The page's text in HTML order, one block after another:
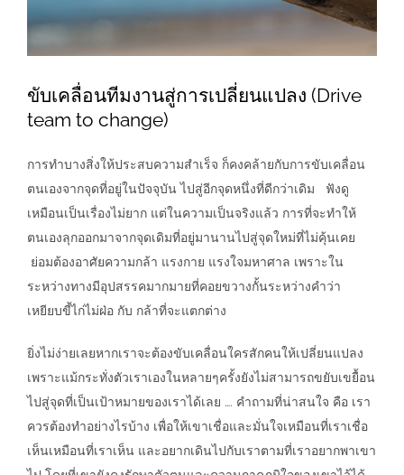
ขับเคลื่อนทีมงานสู่การเปลี่ยนแปลง (Drive
team to change)
การทำบางสิ่งให้ประสบความสำเร็จ ก็คงคล้ายกับการขับเคลื่อน
ตนเองจากจุดที่อยู่ในปัจจุบัน ไปสู่อีกจุดหนึ่งที่ดีกว่าเดิม ฟังดู
เหมือนเป็นเรื่องไม่ยาก แต่ในความเป็นจริงแล้ว การที่จะทำให้
ตนเองลุกออกมาจากจุดเดิมที่อยู่มานานไปสู่จุดใหม่ที่ไม่คุ้นเคย
ย่อมต้องอาศัยความกล้า แรงกาย แรงใจมหาศาล เพราะใน
ระหว่างทางมีอุปสรรคมากมายที่คอยขวางกั้นระหว่างคำว่า
เหยียบขี้ไก่ไม่ฝ่อ กับ กล้าที่จะแตกต่าง
ยิ่งไม่ง่ายเลยหากเราจะต้องขับเคลื่อนใครสักคนให้เปลี่ยนแปลง
เพราะแม้กระทั่งตัวเราเองในหลายๆครั้งยังไม่สามารถขยับเขยื้อน
ไปสู่จุดที่เป็นเป้าหมายของเราได้เลย …. คำถามที่น่าสนใจ คือ เรา
ควรต้องทำอย่างไรบ้าง เพื่อให้เขาเชื่อและมั่นใจเหมือนที่เราเชื่อ
เห็นเหมือนที่เราเห็น และอยากเดินไปกับเราตามที่เราอยากพาเขา